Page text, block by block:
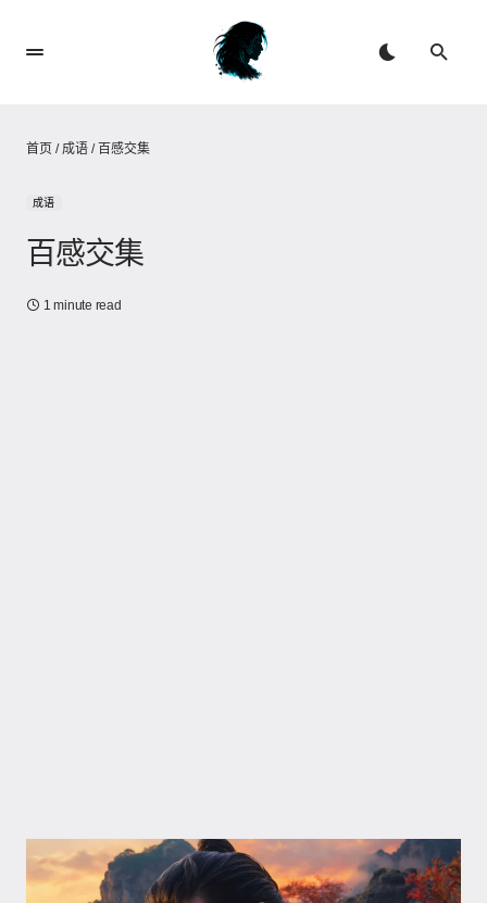
首页 /成语 / 百感交集
成语
百感交集
1 minute read